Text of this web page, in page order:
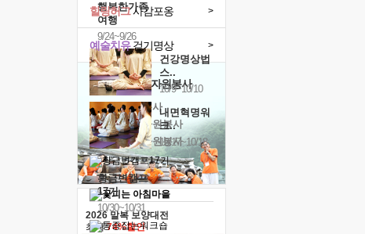
행복한가족
여행
9/24~9/26
건강명상법
스..
10/9~10/10
내면혁명워
크..
10/17~10/18
황금변캠프
17기
10/30~10/31
예술치유걷기명상 >
힐링허그사감포옹 >
'옹달샘의 꽃'자원봉사
· 청년 자원봉사
· 금빛청년 자원봉사
· 음식연구 자원봉사
2026 말복 보양대전
최대74%할인